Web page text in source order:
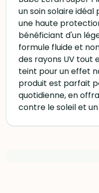
un soin solaire
une haute
bénéficiant d'un
formule fluide et
des rayons UV tout
teint pour un effet
produit est parfait
quotidienne, en
contre le soleil et